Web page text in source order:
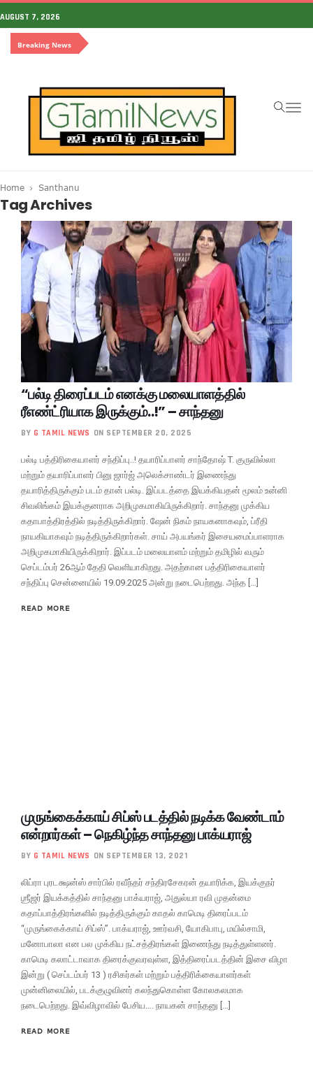
AUGUST 7, 2026
Breaking News
Home Santhanu
Tag Archives
“பல்டி திரைப்படம் எனக்கு மலையாளத்தில்
ரீஎண்ட்ரியாக இருக்கும்..!” – சாந்தனு
BY G TAMIL NEWS ON SEPTEMBER 20, 2025
பல்டி பத்திரிகையாளர் சந்திப்பு..! தயாரிப்பாளர் சாந்தோஷ் T. குருவில்லா
மற்றும் தயாரிப்பாளர் பினு ஜார்ஜ் அலெக்சாண்டர் இணைந்து
தயாரித்திருக்கும் படம் தான் பல்டி. இப்படத்தை இயக்கியதன் மூலம் உன்னி
சிவலிங்கம் இயக்குனராக அறிமுகமாகியிருக்கிறார். சாந்தனு முக்கிய
கதாபாத்திரத்தில் நடித்திருக்கிறார். ஷேன் நிகம் நாயகனாகவும், ப்ரீதி
நாயகியாகவும் நடித்திருக்கிறார்கள். சாய் அபயங்கர் இசையமைப்பாளராக
அறிமுகமாகியிருக்கிறார். இப்படம் மலையாளம் மற்றும் தமிழில் வரும்
செப்டம்பர் 26ஆம் தேதி வெளியாகிறது. அதற்கான பத்திரிகையாளர்
சந்திப்பு சென்னையில் 19.09.2025 அன்று நடைபெற்றது. அந்த […]
READ MORE
முருங்கைக்காய் சிப்ஸ் படத்தில் நடிக்க வேண்டாம்
என்றார்கள் – நெகிழ்ந்த சாந்தனு பாக்யராஜ்
BY G TAMIL NEWS ON SEPTEMBER 13, 2021
லிப்ரா புரடக்ஷன்ஸ் சார்பில் ரவீந்தர் சந்திரசேகரன் தயாரிக்க, இயக்குநர்
ஶ்ரீஜர் இயக்கத்தில் சாந்தனு பாக்யராஜ், அதுல்யா ரவி முதன்மை
கதாப்பாத்திரங்களில் நடித்திருக்கும் காதல் காமெடி திரைப்படம்
“முருங்கைக்காய் சிப்ஸ்”. பாக்யராஜ், ஊர்வசி, யோகிபாபு, மயில்சாமி,
மனோபாலா என பல முக்கிய நட்சத்திரங்கள் இணைந்து நடித்துள்ளனர்.
காமெடி கலாட்டாவாக திரைக்குவரவுள்ள, இத்திரைப்படத்தின் இசை விழா
இன்று ( செப்டம்பர் 13 ) ரசிகர்கள் மற்றும் பத்திரிக்கையாளர்கள்
முன்னிலையில், படக்குழுவினர் கலந்துகொள்ள கோலகலமாக
நடைபெற்றது. இவ்விழாவில் பேசிய…. நாயகன் சாந்தனு […]
READ MORE